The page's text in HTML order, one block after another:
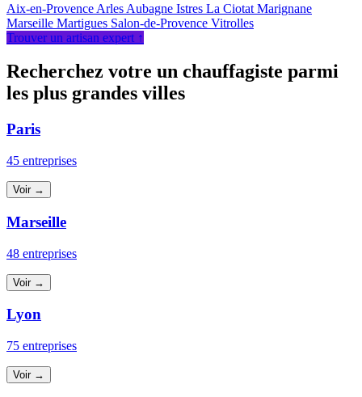
Aix-en-Provence Arles Aubagne Istres La Ciotat Marignane
Marseille Martigues Salon-de-Provence Vitrolles
Trouver un artisan expert ↑
Recherchez votre un chauffagiste parmi
les plus grandes villes
Paris
45 entreprises
Voir →
Marseille
48 entreprises
Voir →
Lyon
75 entreprises
Voir →